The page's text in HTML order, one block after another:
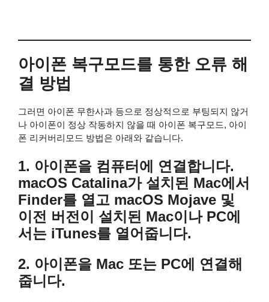
아이폰 복구모드를 통한 오류 해
결 방법
그러면 아이폰 무한사과 등으로 정상적으로 부팅되지 않거
나 아이폰이 정상 작동하지 않을 때 아이폰 복구모드, 아이
폰 리커버리모드 방법은 아래와 같습니다.
1. 아이폰을 컴퓨터에 연결합니다.
macOS Catalina가 설치된 Mac에서
Finder를 열고 macOS Mojave 및
이전 버전이 설치된 Mac이나 PC에
서는 iTunes를 열어줍니다.
2. 아이폰을 Mac 또는 PC에 연결해
줍니다.